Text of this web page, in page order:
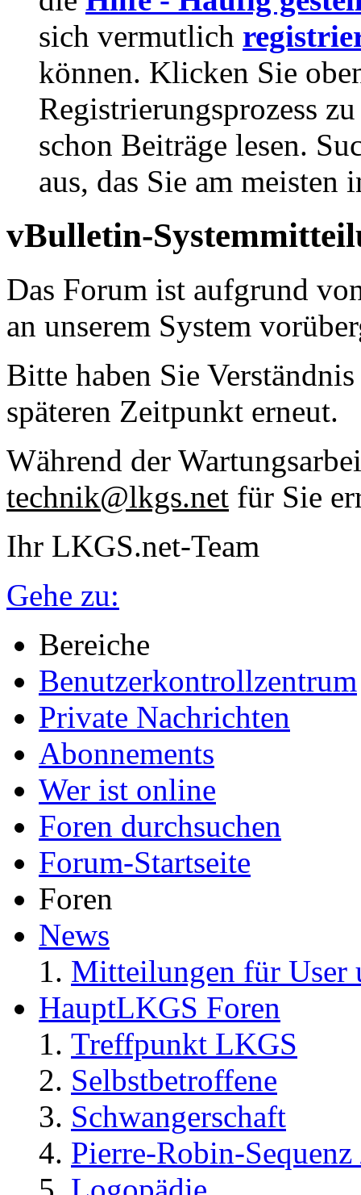
sich vermutlich
können. Klicken Sie
Registrierungsprozess
schon Beiträge lesen.
aus, das Sie am meisten
vBulletin-
Das Forum ist aufgrund
an unserem System
Bitte haben Sie
späteren Zeitpunkt erneut.
Während der
technik@lkgs.net für Sie
Ihr LKGS.net-Team
Gehe zu:
Bereiche
Benutzerkontrollzentrum
Private Nachrichten
Abonnements
Wer ist online
Foren durchsuchen
Forum-Startseite
Foren
News
Mitteilungen für User
HauptLKGS Foren
Treffpunkt LKGS
Selbstbetroffene
Schwangerschaft
Pierre-Robin-